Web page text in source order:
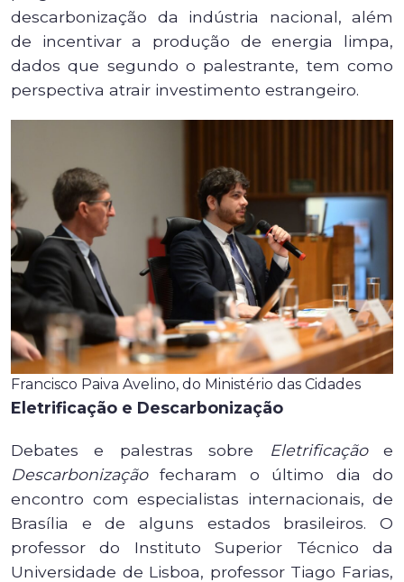
descarbonização da indústria nacional, além
de incentivar a produção de energia limpa,
dados que segundo o palestrante, tem como
perspectiva atrair investimento estrangeiro.
Francisco Paiva Avelino, do Ministério das Cidades
Eletrificação e Descarbonização
Debates e palestras sobre Eletrificaçãoe
Descarbonizaçãofecharam o último dia do
encontro com especialistas internacionais, de
Brasília e de alguns estados brasileiros. O
professor do Instituto Superior Técnico da
Universidade de Lisboa, professor Tiago Farias,